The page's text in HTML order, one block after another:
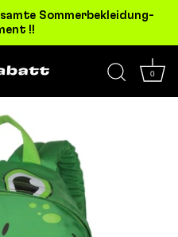
Sommerbekleidung-
!!
0